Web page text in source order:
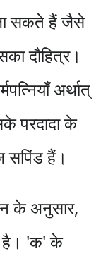
सकते हैं जैसे
दौहित्र।
अर्थात्
परदादा के
सपिंड हैं।
के अनुसार,
है। 'क' के